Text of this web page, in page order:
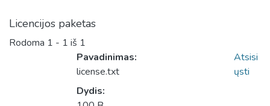
Licencijos paketas
Rodoma 1 - 1 iš 1
Pavadinimas:
license.txt
Dydis:
Atsisi
ųsti